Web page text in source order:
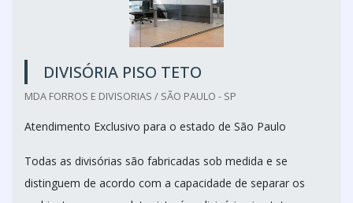
DIVISÓRIA PISO TETO
MDA FORROS E DIVISORIAS / SÃO PAULO - SP
Atendimento Exclusivo para o estado de São Paulo
Todas as divisórias são fabricadas sob medida e se
distinguem de acordo com a capacidade de separar os